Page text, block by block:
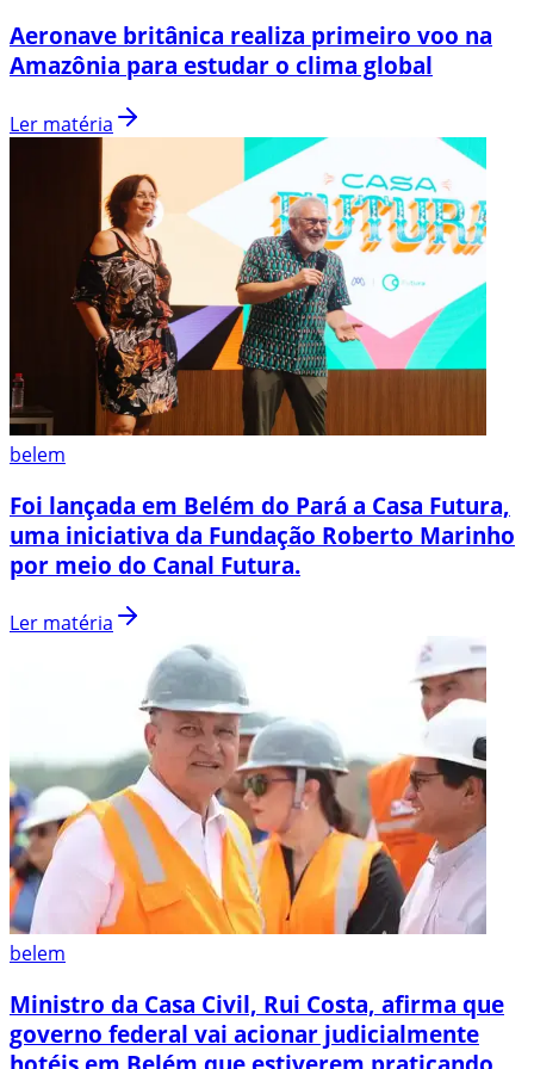
Aeronave britânica realiza primeiro voo na
Amazônia para estudar o clima global
Ler matéria
belem
Foi lançada em Belém do Pará a Casa Futura,
uma iniciativa da Fundação Roberto Marinho
por meio do Canal Futura.
Ler matéria
belem
Ministro da Casa Civil, Rui Costa, afirma que
governo federal vai acionar judicialmente